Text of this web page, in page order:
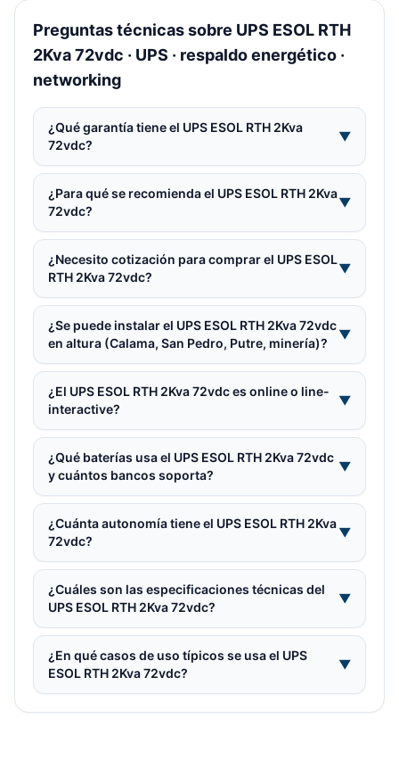
Preguntas técnicas sobre UPS ESOL RTH
2Kva 72vdc · UPS · respaldo energético ·
networking
¿Qué garantía tiene el UPS ESOL RTH 2Kva
72vdc?
▼
¿Para qué se recomienda el UPS ESOL RTH 2Kva
72vdc?
▼
¿Necesito cotización para comprar el UPS ESOL
RTH 2Kva 72vdc?
▼
¿Se puede instalar el UPS ESOL RTH 2Kva 72vdc
en altura (Calama, San Pedro, Putre, minería)?
▼
¿El UPS ESOL RTH 2Kva 72vdc es online o line-
interactive?
▼
¿Qué baterías usa el UPS ESOL RTH 2Kva 72vdc
y cuántos bancos soporta?
▼
¿Cuánta autonomía tiene el UPS ESOL RTH 2Kva
72vdc?
▼
¿Cuáles son las especificaciones técnicas del
UPS ESOL RTH 2Kva 72vdc?
▼
¿En qué casos de uso típicos se usa el UPS
ESOL RTH 2Kva 72vdc?
▼